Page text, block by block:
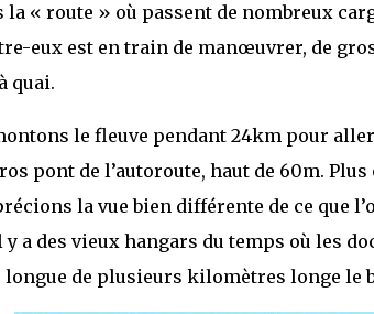
la « route » où passent de nombreux
eux est en train de manœuvrer, de
quai.
le fleuve pendant 24km pour
pont de l’autoroute, haut de 60m.
la vue bien différente de ce que
y a des vieux hangars du temps où les
de plusieurs kilomètres longe le